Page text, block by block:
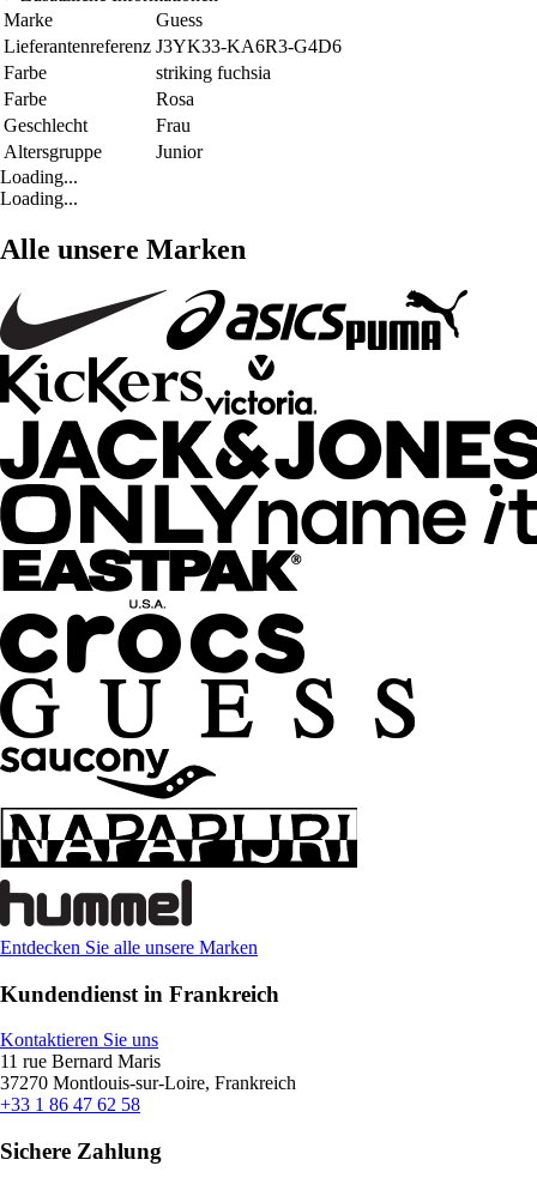
Marke
Guess
Lieferantenreferenz J3YK33-KA6R3-G4D6
Farbe
striking fuchsia
Farbe
Rosa
Geschlecht
Frau
Altersgruppe
Junior
Loading...
Loading...
Alle unsere Marken
Entdecken Sie alle unsere Marken
Kundendienst in Frankreich
Kontaktieren Sie uns
11 rue Bernard Maris
37270 Montlouis-sur-Loire, Frankreich
+33 1 86 47 62 58
Sichere Zahlung